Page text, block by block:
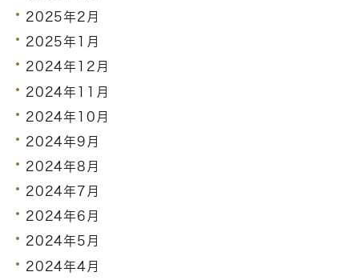
2025年2月
2025年1月
2024年12月
2024年11月
2024年10月
2024年9月
2024年8月
2024年7月
2024年6月
2024年5月
2024年4月